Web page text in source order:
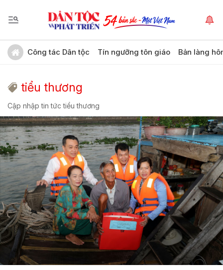
Công tác Dân tộc Tín ngưỡng tôn giáo Bản làng
tiểu thương
Cập nhập tin tức tiểu thương